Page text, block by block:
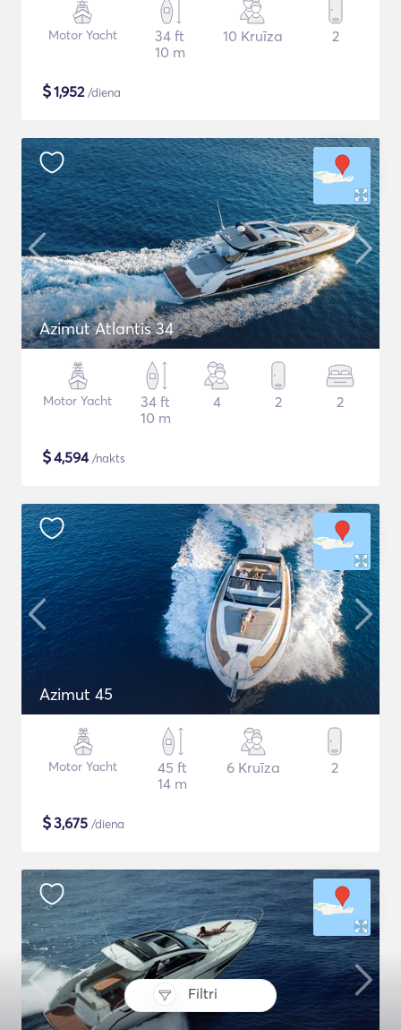
Filtri
Motor Yacht
34 ft
10 m
10 Kruīza 2
$1,952/diena
Azimut Atlantis 34
Motor Yacht
34 ft
10 m
4 2 2
$4,594/nakts
Azimut 45
Motor Yacht
45 ft
14 m
6 Kruīza 2
$3,675 /diena